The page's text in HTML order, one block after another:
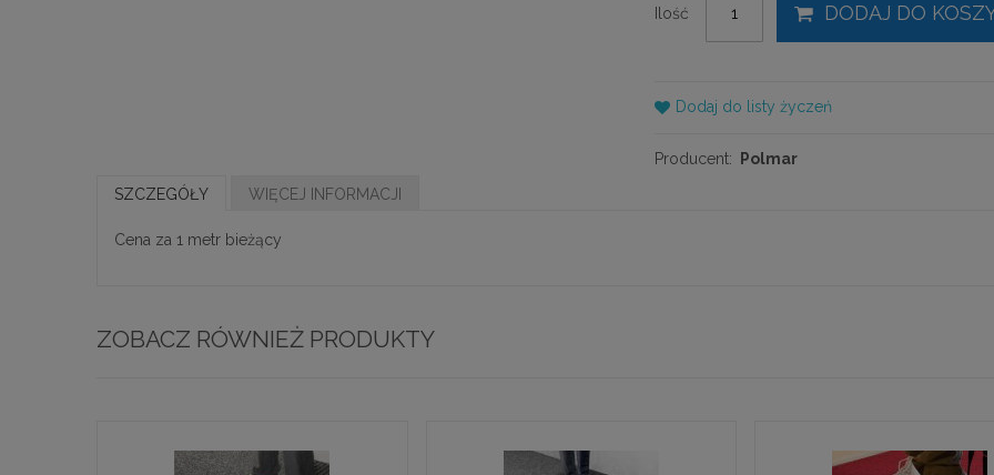
Ilość DODAJ DO
Dodaj do listy życzeń
Producent: Polmar
SZCZEGÓŁY
Cena za 1 metr bieżący
WIĘCEJ INFORMACJI
ZOBACZ RÓWNIEŻ PRODUKTY